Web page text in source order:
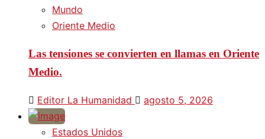
Mundo
Oriente Medio
Las tensiones se convierten en llamas en Oriente
Medio.
Editor La Humanidad agosto 5, 2026
Estados Unidos